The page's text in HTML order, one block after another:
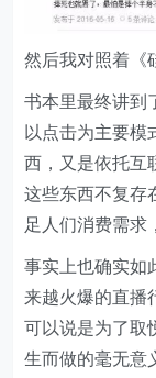
然后我对照着《
书本里最终讲到
以点击为主要模
西，又是依托互
这些东西不复存
足人们消费需求
事实上也确实如
来越火爆的直播
可以说是为了取
生而做的毫无意